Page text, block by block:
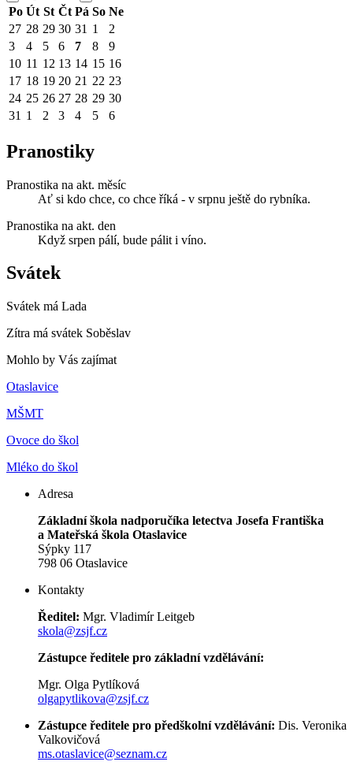
Po Út St Čt Pá So Ne
27 28 29 30 31 1
2
3
4 5 6 7 8
9
10 11 12 13 14 15 16
17 18 19 20 21 22 23
24 25 26 27 28 29 30
31 1 2 3 4 5 6
Pranostiky
Pranostika na akt. měsíc
Ať si kdo chce, co chce říká - v srpnu ještě do rybníka.
Pranostika na akt. den
Když srpen pálí, bude pálit i víno.
Svátek
Svátek má Lada
Zítra má svátek Soběslav
Mohlo by Vás zajímat
Otaslavice
MŠMT
Ovoce do škol
Mléko do škol
Adresa
Základní škola nadporučíka letectva Josefa Františka
a Mateřská škola Otaslavice
Sýpky 117
798 06 Otaslavice
Kontakty
Ředitel: Mgr. Vladimír Leitgeb
skola@zsjf.cz
Zástupce ředitele pro základní vzdělávání:
Mgr. Olga Pytlíková
olgapytlikova@zsjf.cz
Zástupce ředitele pro předškolní vzdělávání: Dis. Veronika
Valkovičová
ms.otaslavice@seznam.cz